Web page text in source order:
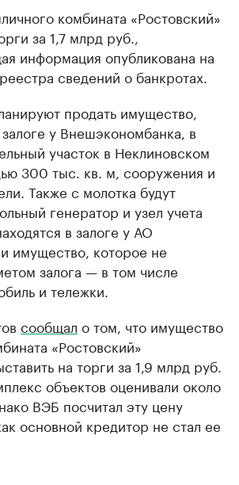
комбината «Ростовский»
за 1,7 млрд руб.,
информация опубликована на
сведений о банкротах.
продать имущество,
у Внешэкономбанка, в
участок в Неклиновском
300 тыс. кв. м, сооружения и
Также с молотка будут
генератор и узел учета
в залоге у АО
имущество, которое не
залога — в том числе
и тележки.
сообщал о том, что имущество
«Ростовский»
на торги за 1,9 млрд руб.
объектов оценивали около
ВЭБ посчитал эту цену
основной кредитор не стал ее